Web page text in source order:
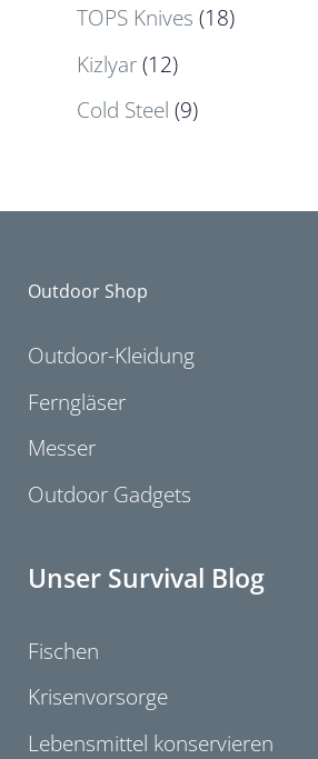
TOPS Knives (18)
Kizlyar(12)
Cold Steel (9)
Outdoor Shop
Outdoor-Kleidung
Ferngläser
Messer
Outdoor Gadgets
Unser Survival Blog
Fischen
Krisenvorsorge
Lebensmittel konservieren